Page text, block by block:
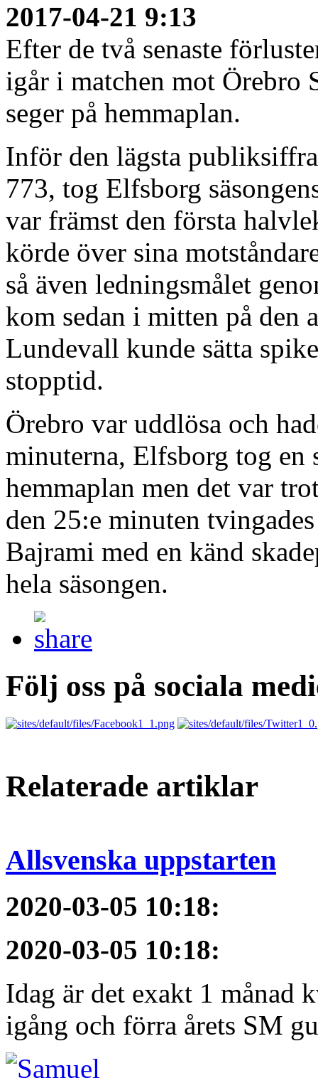
2017-04-21 9:13
Efter de två senaste
igår i matchen mot Örebro
seger på hemmaplan.
Inför den lägsta
773, tog Elfsborg
var främst den första
körde över sina
så även ledningsmålet
kom sedan i mitten på den
Lundevall kunde sätta
stopptid.
Örebro var uddlösa och
minuterna, Elfsborg tog en
hemmaplan men det var
den 25:e minuten
Bajrami med en känd
hela säsongen.
Följ oss på sociala
Relaterade artiklar
Allsvenska uppstarten
2020-03-05 10:18:
2020-03-05 10:18:
Idag är det exakt 1 månad
igång och förra årets SM